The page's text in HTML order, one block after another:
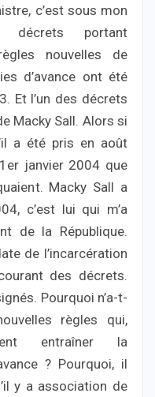
c’est sous mon
décrets portant
nouvelles de
d’avance ont été
Et l’un des décrets
Macky Sall. Alors si
a été pris en août
janvier 2004 que
Macky Sall a
c’est lui qui m’a
de la République.
de l’incarcération
des décrets.
Pourquoi n’a-t-
règles qui,
entraîner la
? Pourquoi, il
y a association de